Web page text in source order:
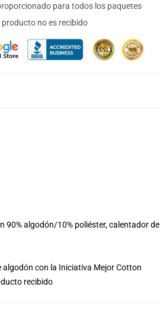
para todos los paquetes
no es recibido
90% algodón/10% poliéster, calentador de
con la Iniciativa Mejor Cotton
recibido